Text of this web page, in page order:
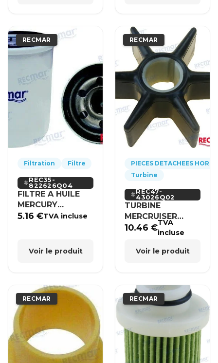
RECMAR
Filtration Filtre
REC35-
822626Q04
FILTRE A HUILE
MERCURY
MERCRUISER
5.16€TVA incluse
Voir le produit
RECMAR
PIECES DETACHEES HORS-
Turbine
REC47-
43026Q02
TURBINE
MERCRUISER
MERCURY BRP
10.46€TVA
incluse
Voir le produit
RECMAR RECMAR